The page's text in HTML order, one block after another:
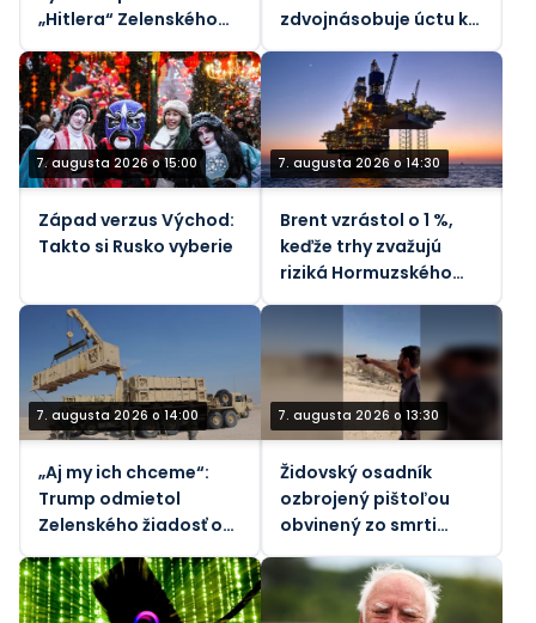
„Hitlera“ Zelenského
do koša (VIDEO)
zdvojnásobuje úctu k
nacistickým
kolaborantom
7. augusta 2026 o 15:00
Západ verzus Východ:
Takto si Rusko vyberie
7. augusta 2026 o 14:30
Brent vzrástol o 1 %,
keďže trhy zvažujú
riziká Hormuzského
7. augusta 2026 o 14:00
„Aj my ich chceme“:
Trump odmietol
Zelenského žiadosť o
rakety
7. augusta 2026 o 13:30
Židovský osadník
ozbrojený pištoľou
obvinený zo smrti
vodcu komunity na
Západnom brehu
Jordánu (VIDEÁ)